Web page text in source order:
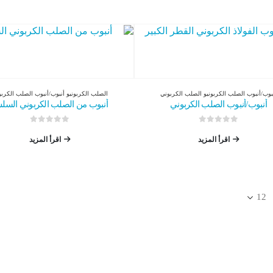
أنبوب الصلب الكربونيو الصلب الكربوني
أنبوب/أنبوب الصلب الكربوني
اقرأ المزيد
الصلب الكربونيو أنبوب/أنبوب الصلب
أنبوب من الصلب الكربوني
اقرأ المزيد